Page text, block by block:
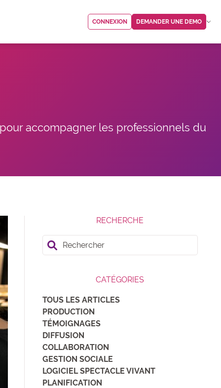
CONNEXION DEMANDER UNE DEMO
accompagner les professionnels du
RECHERCHE
Rechercher
CATÉGORIES
TOUS LES ARTICLES
PRODUCTION
TÉMOIGNAGES
DIFFUSION
COLLABORATION
GESTION SOCIALE
LOGICIEL SPECTACLE VIVANT
PLANIFICATION